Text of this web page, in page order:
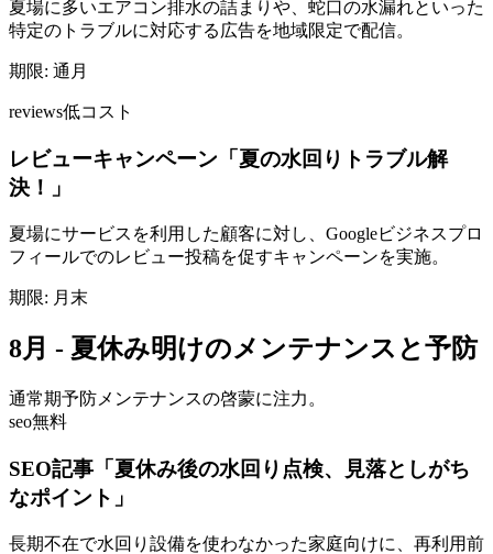
夏場に多いエアコン排水の詰まりや、蛇口の水漏れといった
特定のトラブルに対応する広告を地域限定で配信。
期限: 通月
reviews低コスト
レビューキャンペーン「夏の水回りトラブル解
決！」
夏場にサービスを利用した顧客に対し、Googleビジネスプロ
フィールでのレビュー投稿を促すキャンペーンを実施。
期限: 月末
8月 - 夏休み明けのメンテナンスと予防
通常期予防メンテナンスの啓蒙に注力。
seo無料
SEO記事「夏休み後の水回り点検、見落としがち
なポイント」
長期不在で水回り設備を使わなかった家庭向けに、再利用前